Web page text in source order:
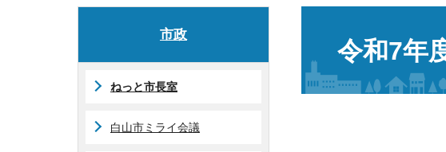
令和7年
市政
ねっと市長室
白山市ミライ会議